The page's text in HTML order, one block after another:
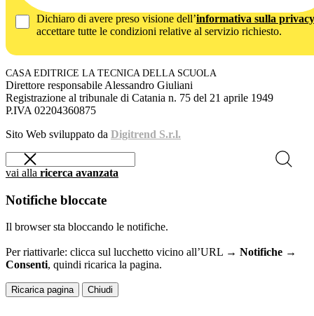
Dichiaro di avere preso visione dell’informativa sulla privacy
accettare tutte le condizioni relative al servizio richiesto.
CASA EDITRICE LA TECNICA DELLA SCUOLA
Direttore responsabile Alessandro Giuliani
Registrazione al tribunale di Catania n. 75 del 21 aprile 1949
P.IVA 02204360875
Sito Web sviluppato da Digitrend S.r.l.
vai alla ricerca avanzata
Notifiche bloccate
Il browser sta bloccando le notifiche.
Per riattivarle: clicca sul lucchetto vicino all’URL → Notifiche →
Consenti, quindi ricarica la pagina.
Ricarica pagina Chiudi